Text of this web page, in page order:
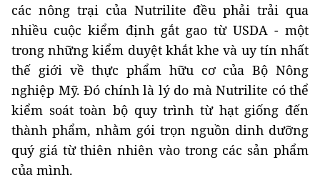
các nông trại của Nutrilite đều phải trải qua
nhiều cuộc kiểm định gắt gao từ USDA - một
trong những kiểm duyệt khắt khe và uy tín nhất
thế giới về thực phẩm hữu cơ của Bộ Nông
nghiệp Mỹ. Đó chính là lý do mà Nutrilite có thể
kiểm soát toàn bộ quy trình từ hạt giống đến
thành phẩm, nhằm gói trọn nguồn dinh dưỡng
quý giá từ thiên nhiên vào trong các sản phẩm
của mình.